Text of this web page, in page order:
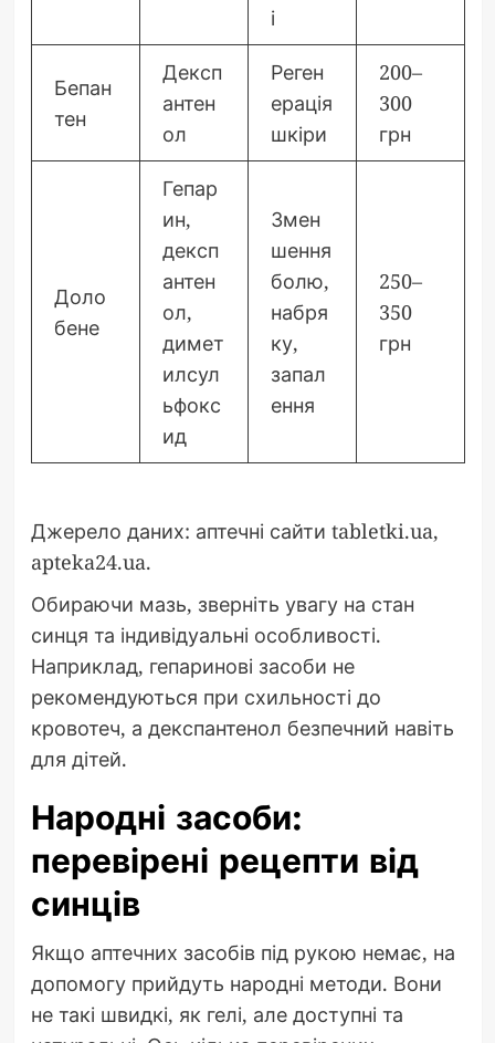
і
Бепан
тен
Дексп
антен
ол
Реген
ерація
шкіри
200–
300
грн
Доло
бене
Гепар
ин,
дексп
антен
ол,
димет
илсул
ьфокс
ид
Змен
шення
болю,
набря
ку,
запал
ення
250–
350
грн
Джерело даних: аптечні сайти tabletki.ua,
apteka24.ua.
Обираючи мазь, зверніть увагу на стан
синця та індивідуальні особливості.
Наприклад, гепаринові засоби не
рекомендуються при схильності до
кровотеч, а декспантенол безпечний навіть
для дітей.
Народні засоби:
перевірені рецепти від
синців
Якщо аптечних засобів під рукою немає, на
допомогу прийдуть народні методи. Вони
не такі швидкі, як гелі, але доступні та